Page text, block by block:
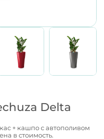
Delta
+ кашпо с автополивом
в стоимость.